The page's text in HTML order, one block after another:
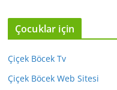
Çocuklar için
Çiçek Böcek Tv
Çiçek Böcek Web Sitesi